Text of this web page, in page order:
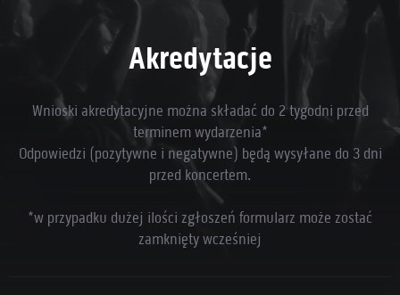
Akredytacje
Wnioski akredytacyjne można składać do 2 tygodni przed
terminem wydarzenia*
Odpowiedzi (pozytywne i negatywne) będą wysyłane do 3 dni
przed koncertem.
*w przypadku dużej ilości zgłoszeń formularz może zostać
zamknięty wcześniej